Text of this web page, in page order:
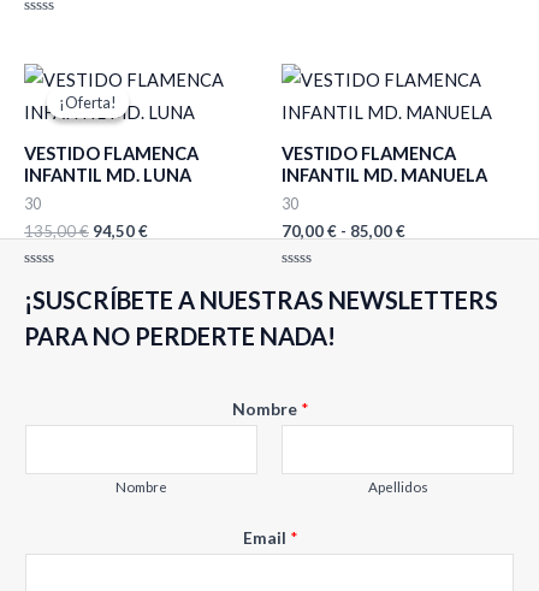
de
5
¡Oferta!
¡Oferta!
VESTIDO FLAMENCA
INFANTIL MD. LUNA
30
135,00€
El
precio
original
135,00 €.
94,50€
El
precio
actual
94,50 €.
con
0
5
VESTIDO FLAMENCA
INFANTIL MD. MANUELA
30
70,00€ - 85,00€
Rango
de
precios:
70,00 €
hasta
con
0
5
¡SUSCRÍBETE A NUESTRAS NEWSLETTERS
PARA NO PERDERTE NADA!
e
Nombre *
Nombre Apellidos
Email *